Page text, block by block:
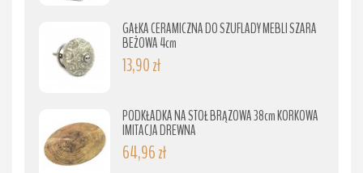
GAŁKA CERAMICZNA DO SZUFLADY MEBLI SZARA
BEŻOWA 4cm
13,90 zł
PODKŁADKA NA STÓŁ BRĄZOWA 38cm KORKOWA
IMITACJA DREWNA
64,96 zł